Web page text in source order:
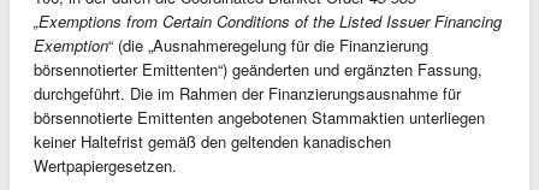
„Exemptions from Certain Conditions of the Listed Issuer Financing
Exemption“ (die „Ausnahmeregelung für die Finanzierung
börsennotierter Emittenten“) geänderten und ergänzten Fassung,
durchgeführt. Die im Rahmen der Finanzierungsausnahme für
börsennotierte Emittenten angebotenen Stammaktien unterliegen
keiner Haltefrist gemäß den geltenden kanadischen
Wertpapiergesetzen.